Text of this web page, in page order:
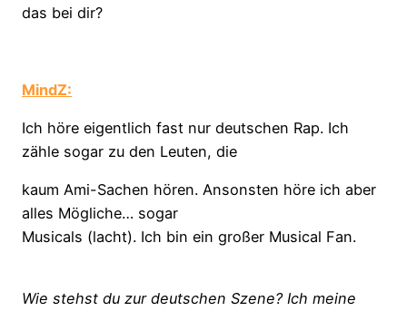
das bei dir?
MindZ:
Ich höre eigentlich fast nur deutschen Rap. Ich
zähle sogar zu den Leuten, die
kaum Ami-Sachen hören. Ansonsten höre ich aber
alles Mögliche… sogar
Musicals (lacht). Ich bin ein großer Musical Fan.
Wie stehst du zur deutschen Szene? Ich meine